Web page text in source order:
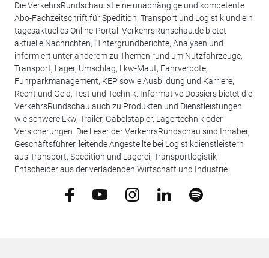
Die VerkehrsRundschau ist eine unabhängige und kompetente
Abo-Fachzeitschrift für Spedition, Transport und Logistik und ein
tagesaktuelles Online-Portal. VerkehrsRunschau.de bietet
aktuelle Nachrichten, Hintergrundberichte, Analysen und
informiert unter anderem zu Themen rund um Nutzfahrzeuge,
Transport, Lager, Umschlag, Lkw-Maut, Fahrverbote,
Fuhrparkmanagement, KEP sowie Ausbildung und Karriere,
Recht und Geld, Test und Technik. Informative Dossiers bietet die
VerkehrsRundschau auch zu Produkten und Dienstleistungen
wie schwere Lkw, Trailer, Gabelstapler, Lagertechnik oder
Versicherungen. Die Leser der VerkehrsRundschau sind Inhaber,
Geschäftsführer, leitende Angestellte bei Logistikdienstleistern
aus Transport, Spedition und Lagerei, Transportlogistik-
Entscheider aus der verladenden Wirtschaft und Industrie.